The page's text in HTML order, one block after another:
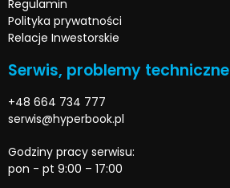
Regulamin
Polityka prywatności
Relacje Inwestorskie
Serwis, problemy techniczne
+48 664 734 777
serwis@hyperbook.pl
Godziny pracy serwisu:
pon - pt 9:00 – 17:00